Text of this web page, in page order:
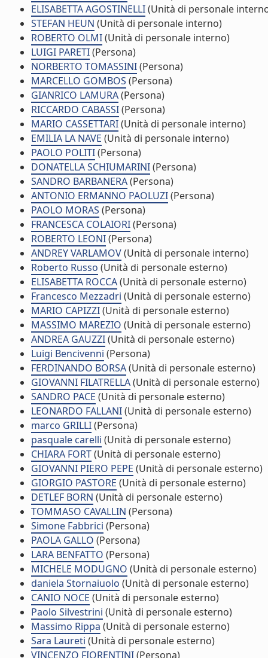
ELISABETTA AGOSTINELLI(Unità di personale
STEFAN HEUN (Unità di personale interno)
ROBERTO OLMI(Unità di personale interno)
LUIGI PARETI(Persona)
NORBERTO TOMASSINI(Persona)
MARCELLO GOMBOS (Persona)
GIANRICO LAMURA(Persona)
RICCARDO CABASSI(Persona)
MARIO CASSETTARI(Unità di personale interno)
EMILIA LA NAVE (Unità di personale interno)
PAOLO POLITI(Persona)
DONATELLA SCHIUMARINI(Persona)
SANDRO BARBANERA(Persona)
ANTONIO ERMANNO PAOLUZI(Persona)
PAOLO MORAS (Persona)
FRANCESCA COLAIORI(Persona)
ROBERTO LEONI(Persona)
ANDREY VARLAMOV(Unità di personale interno)
Roberto Russo (Unità di personale esterno)
ELISABETTA ROCCA(Unità di personale esterno)
Francesco Mezzadri (Unità di personale esterno)
MARIO CAPIZZI(Unità di personale esterno)
MASSIMO MAREZIO (Unità di personale esterno)
ANDREA GAUZZI(Unità di personale esterno)
Luigi Bencivenni (Persona)
FERDINANDO BORSA(Unità di personale esterno)
GIOVANNI FILATRELLA(Unità di personale esterno)
SANDRO PACE (Unità di personale esterno)
LEONARDO FALLANI(Unità di personale esterno)
marco GRILLI(Persona)
pasquale carelli (Unità di personale esterno)
CHIARA FORT(Unità di personale esterno)
GIOVANNI PIERO PEPE (Unità di personale esterno)
GIORGIO PASTORE (Unità di personale esterno)
DETLEF BORN (Unità di personale esterno)
TOMMASO CAVALLIN (Persona)
Simone Fabbrici (Persona)
PAOLA GALLO (Persona)
LARA BENFATTO (Persona)
MICHELE MODUGNO (Unità di personale esterno)
daniela Stornaiuolo (Unità di personale esterno)
CANIO NOCE (Unità di personale esterno)
Paolo Silvestrini (Unità di personale esterno)
Massimo Rippa (Unità di personale esterno)
Sara Laureti (Unità di personale esterno)
VINCENZO FIORENTINI(Persona)